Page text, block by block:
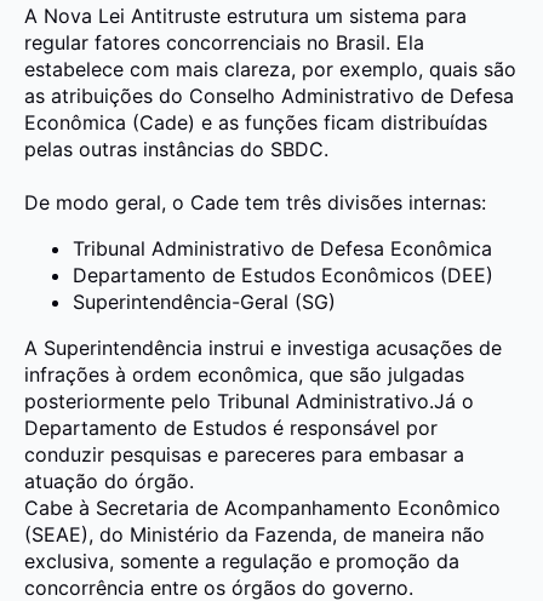
A Nova Lei Antitruste estrutura um sistema para
regular fatores concorrenciais no Brasil. Ela
estabelece com mais clareza, por exemplo, quais são
as atribuições do Conselho Administrativo de Defesa
Econômica (Cade) e as funções ficam distribuídas
pelas outras instâncias do SBDC.
De modo geral, o Cade tem três divisões internas:
Tribunal Administrativo de Defesa Econômica
Departamento de Estudos Econômicos (DEE)
Superintendência-Geral (SG)
A Superintendência instrui e investiga acusações de
infrações à ordem econômica, que são julgadas
posteriormente pelo Tribunal Administrativo.Já o
Departamento de Estudos é responsável por
conduzir pesquisas e pareceres para embasar a
atuação do órgão.
Cabe à Secretaria de Acompanhamento Econômico
(SEAE), do Ministério da Fazenda, de maneira não
exclusiva, somente a regulação e promoção da
concorrência entre os órgãos do governo.